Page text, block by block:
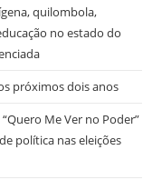
quilombola,
no estado do
próximos dois anos
Me Ver no Poder”
política nas eleições